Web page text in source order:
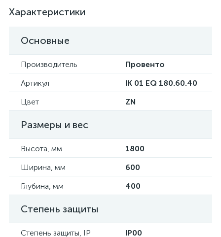
Характеристики
Основные
Производитель
Провенто
Артикул
IK 01 EQ 180.60.40
Цвет
ZN
Размеры и вес
Высота, мм
1800
Ширина, мм
600
Глубина, мм
400
Степень защиты
Степень защиты, IP IP00